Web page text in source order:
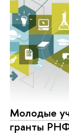
Молодые
гранты